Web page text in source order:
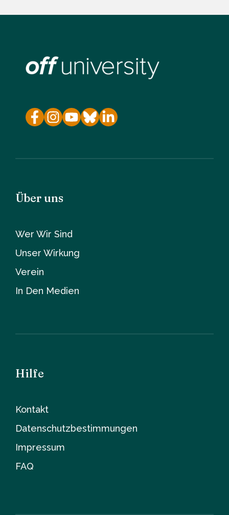
Über uns
Wer Wir Sind
Unser Wirkung
Verein
In Den Medien
Hilfe
Kontakt
Datenschutzbestimmungen
Impressum
FAQ